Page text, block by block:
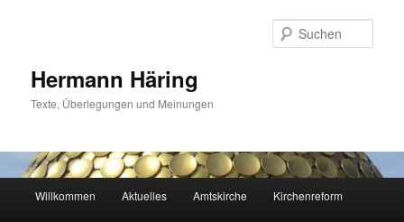
Hermann Häring
Texte, Überlegungen und Meinungen
Willkommen Aktuelles Amtskirche Kirchenreform